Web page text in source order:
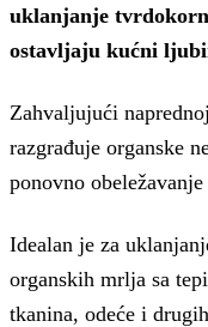
uklanjanje
ostavljaju kućni
Zahvaljujući
razgrađuje organske
ponovno
Idealan je za
organskih mrlja sa
tkanina, odeće i